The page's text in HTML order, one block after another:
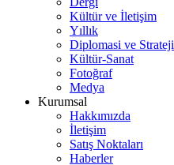
Kültür ve İletişim
Yıllık
Diplomasi ve Strateji
Kültür-Sanat
Fotoğraf
Medya
Kurumsal
Hakkımızda
İletişim
Satış Noktaları
Haberler